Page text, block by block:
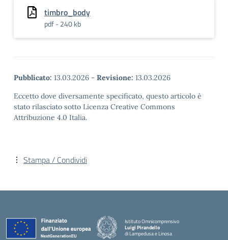
timbro_body
pdf - 240 kb
Pubblicato: 13.03.2026 - Revisione: 13.03.2026
Eccetto dove diversamente specificato, questo articolo è
stato rilasciato sotto Licenza Creative Commons
Attribuzione 4.0 Italia.
Stampa / Condividi
Istituto Omnicomprensivo
Luigi Pirandello
di Lampedusa e Linosa